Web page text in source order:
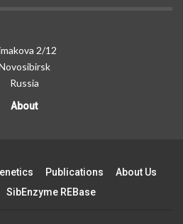
2/12
Russia
About
Publications
About Us
SibEnzyme REBase